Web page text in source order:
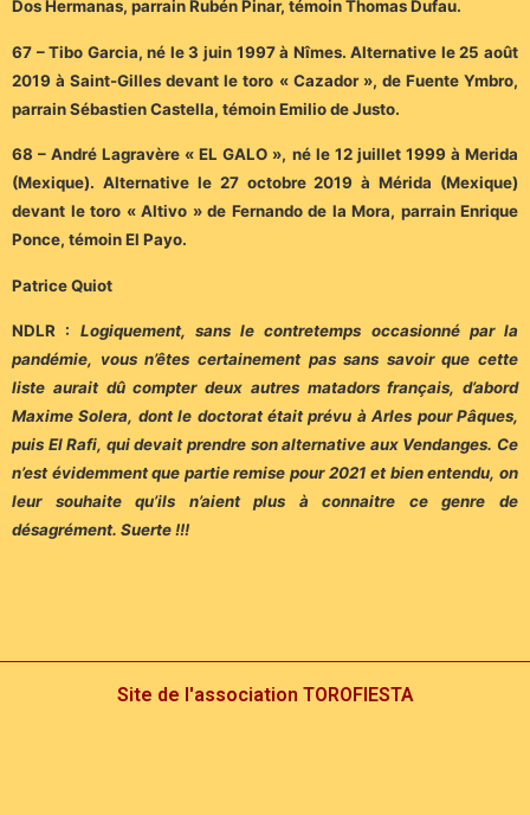
Dos Hermanas, parrain Rubén Pinar, témoin Thomas Dufau.
67 – Tibo Garcia, né le 3 juin 1997 à Nîmes. Alternative le 25 août
2019 à Saint-Gilles devant le toro « Cazador », de Fuente Ymbro,
parrain Sébastien Castella, témoin Emilio de Justo.
68 – André Lagravère « EL GALO », né le 12 juillet 1999 à Merida
(Mexique). Alternative le 27 octobre 2019 à Mérida (Mexique)
devant le toro « Altivo » de Fernando de la Mora, parrain Enrique
Ponce, témoin El Payo.
Patrice Quiot
NDLR : Logiquement, sans le contretemps occasionné par la
pandémie, vous n’êtes certainement pas sans savoir que cette
liste aurait dû compter deux autres matadors français, d’abord
Maxime Solera, dont le doctorat était prévu à Arles pour Pâques,
puis El Rafi, qui devait prendre son alternative aux Vendanges. Ce
n’est évidemment que partie remise pour 2021 et bien entendu, on
leur souhaite qu’ils n’aient plus à connaitre ce genre de
désagrément. Suerte !!!
Site de l'association TOROFIESTA